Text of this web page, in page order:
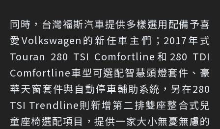
同時，台灣福斯汽車提供多樣選用配備予喜
愛Volkswagen的新任車主們；2017年式
Touran 280 TSI Comfortline和280 TDI
Comfortline車型可選配智慧頭燈套件、豪
華天窗套件與自動停車輔助系統，另在280
TSI Trendline則新增第二排雙座整合式兒
童座椅選配項目，提供一家大小無憂無慮的